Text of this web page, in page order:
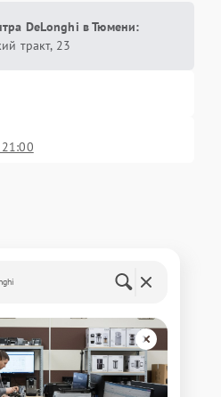
DeLonghi в Тюмени:
тракт, 23